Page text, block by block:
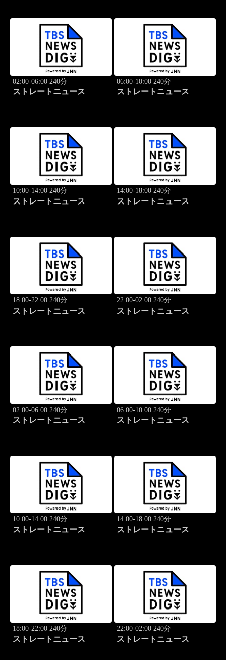
02:00-06:00 240分
ストレートニュース
06:00-10:00 240分
ストレートニュース
10:00-14:00 240分
ストレートニュース
14:00-18:00 240分
ストレートニュース
18:00-22:00 240分
ストレートニュース
22:00-02:00 240分
ストレートニュース
02:00-06:00 240分
ストレートニュース
06:00-10:00 240分
ストレートニュース
10:00-14:00 240分
ストレートニュース
14:00-18:00 240分
ストレートニュース
18:00-22:00 240分
ストレートニュース
22:00-02:00 240分
ストレートニュース